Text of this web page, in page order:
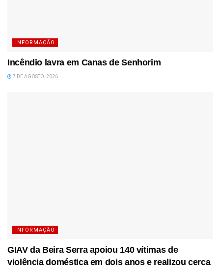
INFORMAÇÃO
Incêndio lavra em Canas de Senhorim
7 DE AGOSTO, 2026
INFORMAÇÃO
GIAV da Beira Serra apoiou 140 vítimas de
violência doméstica em dois anos e realizou cerca